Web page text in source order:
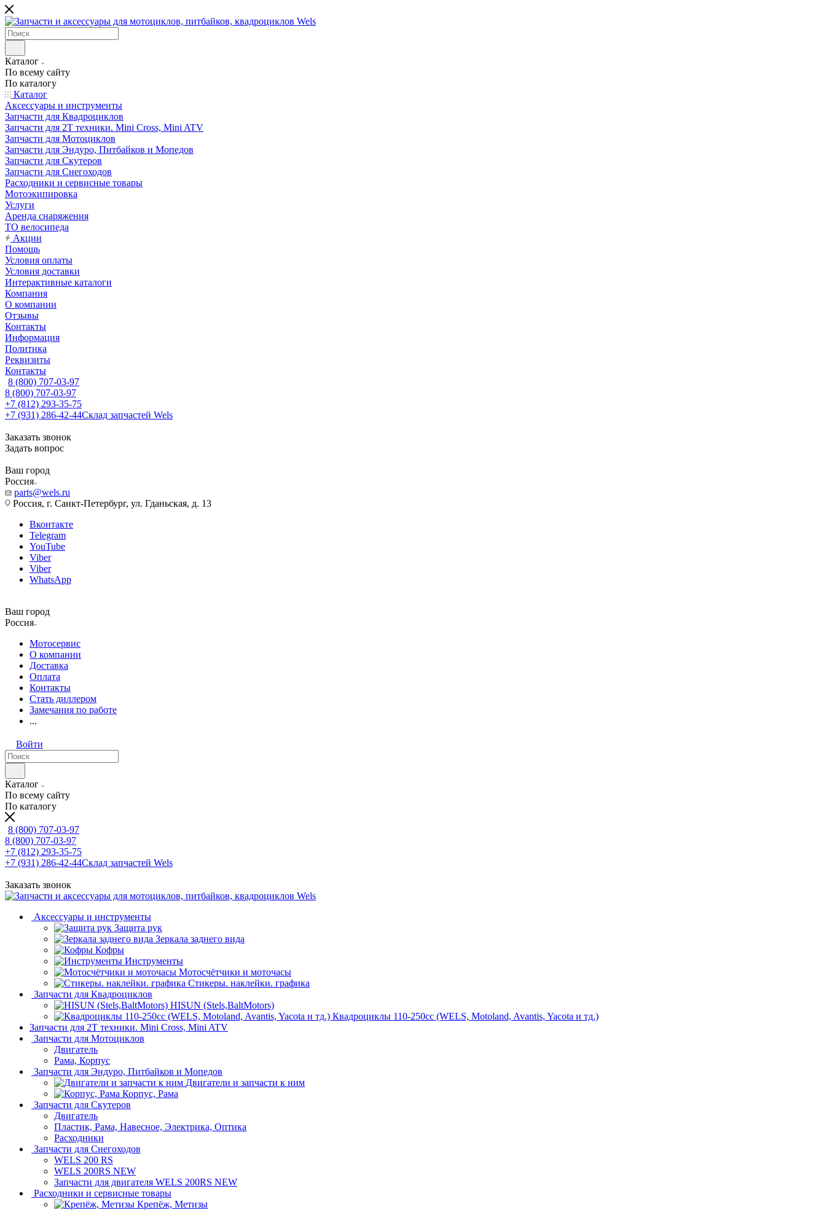
Каталог
По всему сайту
По каталогу
Каталог
Аксессуары и инструменты
Запчасти для Квадроциклов
Запчасти для 2T техники. Mini Cross, Mini ATV
Запчасти для Мотоциклов
Запчасти для Эндуро, Питбайков и Мопедов
Запчасти для Скутеров
Запчасти для Снегоходов
Расходники и сервисные товары
Мотоэкипировка
Услуги
Аренда снаряжения
ТО велосипеда
Акции
Помощь
Условия оплаты
Условия доставки
Интерактивные каталоги
Компания
О компании
Отзывы
Контакты
Информация
Политика
Реквизиты
Контакты
8 (800) 707-03-97
8 (800) 707-03-97
+7 (812) 293-35-75
+7 (931) 286-42-44Склад запчастей Wels
Заказать звонок
Задать вопрос
Ваш город
Россия
parts@wels.ru
Россия, г. Санкт-Петербург, ул. Гданьская, д. 13
Вконтакте
Telegram
YouTube
Viber
Viber
WhatsApp
Ваш город
Россия
Мотосервис
О компании
Доставка
Оплата
Контакты
Стать диллером
Замечания по работе
...
Войти
Каталог
По всему сайту
По каталогу
8 (800) 707-03-97
8 (800) 707-03-97
+7 (812) 293-35-75
+7 (931) 286-42-44Склад запчастей Wels
Заказать звонок
Аксессуары и инструменты
Защита рук
Зеркала заднего вида
Кофры
Инструменты
Мотосчётчики и моточасы
Стикеры. наклейки. графика
Запчасти для Квадроциклов
HISUN (Stels,BaltMotors)
Квадроциклы 110-250сс (WELS, Motoland, Avantis, Yacota и тд.)
Запчасти для 2T техники. Mini Cross, Mini ATV
Запчасти для Мотоциклов
Двигатель
Рама, Корпус
Запчасти для Эндуро, Питбайков и Мопедов
Двигатели и запчасти к ним
Корпус, Рама
Запчасти для Скутеров
Двигатель
Пластик, Рама, Навесное, Электрика, Оптика
Расходники
Запчасти для Снегоходов
WELS 200 RS
WELS 200RS NEW
Запчасти для двигателя WELS 200RS NEW
Расходники и сервисные товары
Крепёж, Метизы